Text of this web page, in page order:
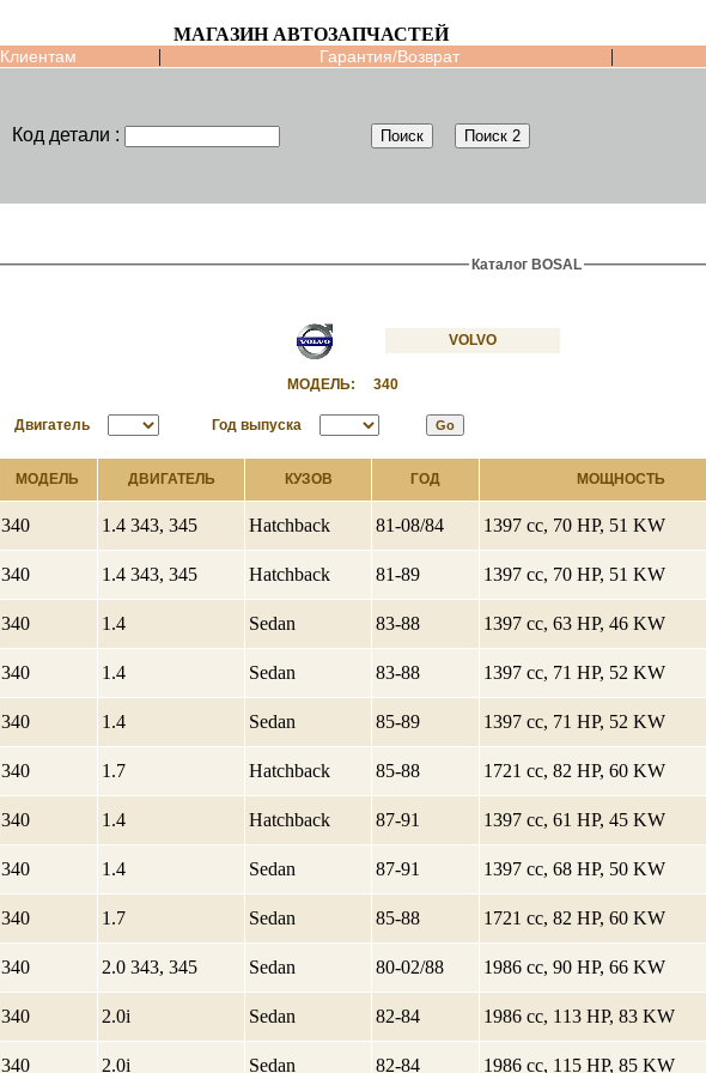
МАГАЗИН АВТОЗАПЧАСТЕЙ
Клиентам | Гарантия/Возврат |
Код детали :
Каталог BOSAL
VOLVO
МОДЕЛЬ: 340
Двигатель Год выпуска
МОДЕЛЬ ДВИГАТЕЛЬ КУЗОВ ГОД МОЩНОСТЬ
340 1.4 343, 345 Hatchback 81-08/84 1397 cc, 70 HP, 51 KW
340 1.4 343, 345 Hatchback 81-89 1397 cc, 70 HP, 51 KW
340 1.4 Sedan 83-88 1397 cc, 63 HP, 46 KW
340 1.4 Sedan 83-88 1397 cc, 71 HP, 52 KW
340 1.4 Sedan 85-89 1397 cc, 71 HP, 52 KW
340 1.7 Hatchback 85-88 1721 cc, 82 HP, 60 KW
340 1.4 Hatchback 87-91 1397 cc, 61 HP, 45 KW
340 1.4 Sedan 87-91 1397 cc, 68 HP, 50 KW
340 1.7 Sedan 85-88 1721 cc, 82 HP, 60 KW
340 2.0 343, 345 Sedan 80-02/88 1986 cc, 90 HP, 66 KW
340 2.0i Sedan 82-84 1986 cc, 113 HP, 83 KW
340 2.0i Sedan 82-84 1986 cc, 115 HP, 85 KW